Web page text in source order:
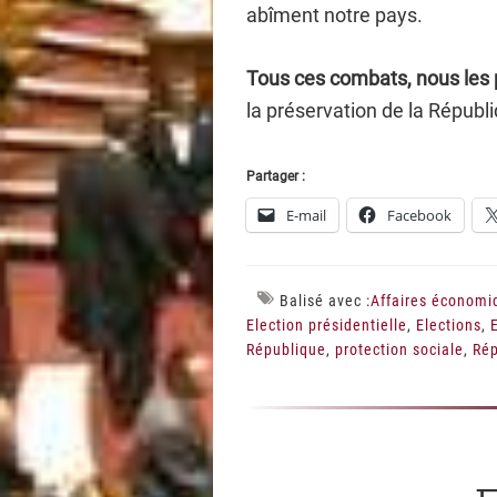
abîment notre pays.
Tous ces combats, nous
la préservation de la
Partager :
E-mail Facebook
Balisé avec :Affaires
Election présidentielle, Elections,
République, protection sociale,